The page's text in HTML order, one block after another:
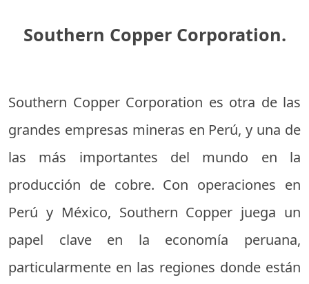
Southern Copper Corporation.
Southern Copper Corporation es otra de las
grandes empresas mineras en Perú, y una de
las más importantes del mundo en la
producción de cobre. Con operaciones en
Perú y México, Southern Copper juega un
papel clave en la economía peruana,
particularmente en las regiones donde están